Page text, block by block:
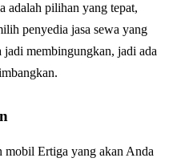
adalah pilihan yang tepat,
penyedia jasa sewa yang
membingungkan, jadi ada
mobil Ertiga yang akan Anda